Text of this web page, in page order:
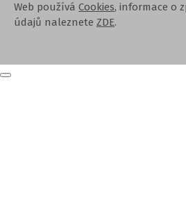
Web používá Cookies, informace o
údajů naleznete ZDE.